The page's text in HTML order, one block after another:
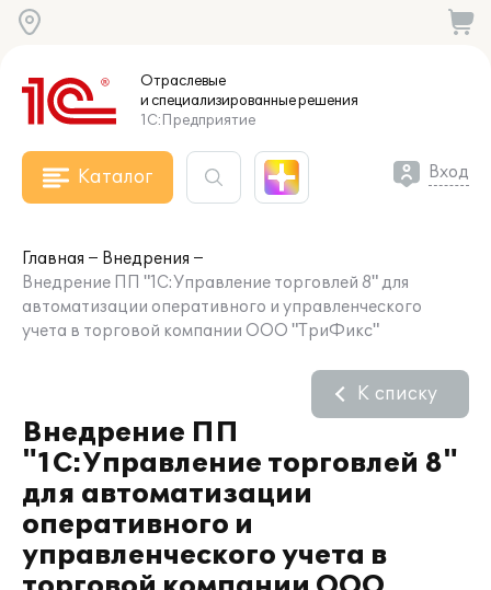
Отраслевые
и специализированныерешения
1С:Предприятие
Каталог Вход
Главная
Внедрения
Внедрение ПП "1С:Управление торговлей 8" для
автоматизации оперативного и управленческого
учета в торговой компании ООО "ТриФикс"
Внедрение ПП
"1С:Управление торговлей 8"
для автоматизации
оперативного и
управленческого учета в
К списку